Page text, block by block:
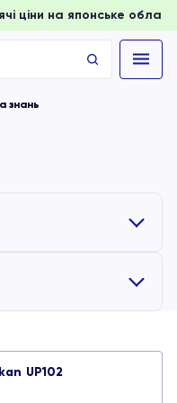
ціни на японське
знань
обробки
UP102